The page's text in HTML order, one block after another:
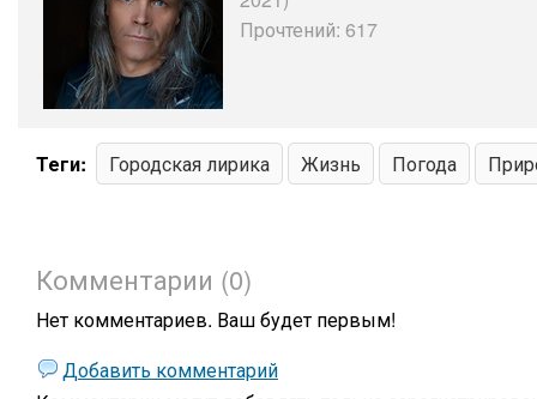
Прочтений: 617
Теги: Городская лирика Жизнь Погода
Комментарии (0)
Нет комментариев. Ваш будет первым!
Добавить комментарий